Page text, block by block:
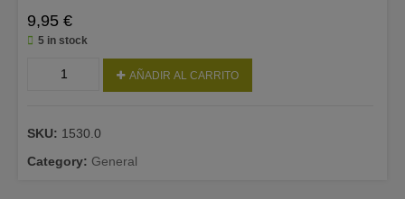
9,95 €
5 in stock
ML.
quantity
AÑADIR AL CARRITO
SKU: 1530.0
Category: General